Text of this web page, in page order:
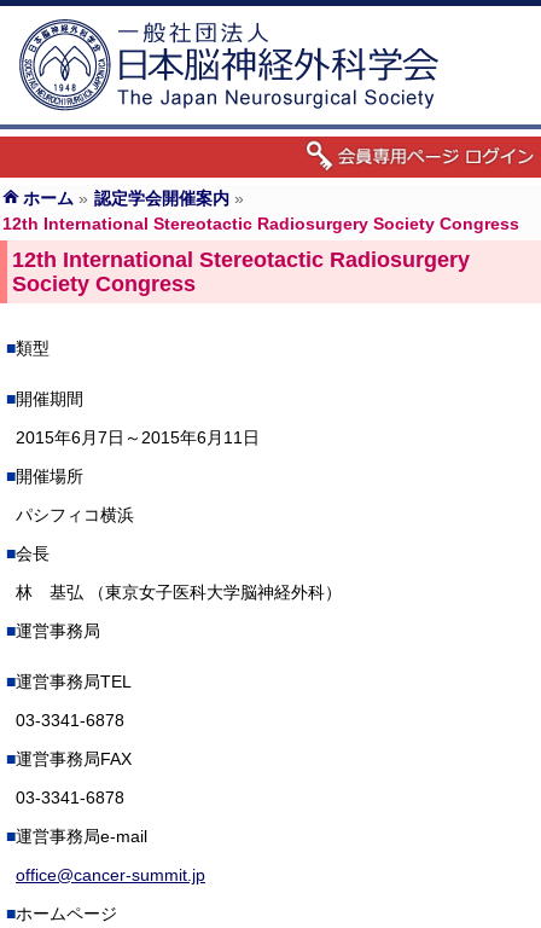
ホーム » 認定学会開催案内 »
12th International Stereotactic Radiosurgery Society Congress
12th International Stereotactic Radiosurgery
Society Congress
類型
開催期間
2015年6月7日～2015年6月11日
開催場所
パシフィコ横浜
会長
林 基弘 （東京女子医科大学脳神経外科）
運営事務局
運営事務局TEL
03-3341-6878
運営事務局FAX
03-3341-6878
運営事務局e-mail
office@cancer-summit.jp
ホームページ